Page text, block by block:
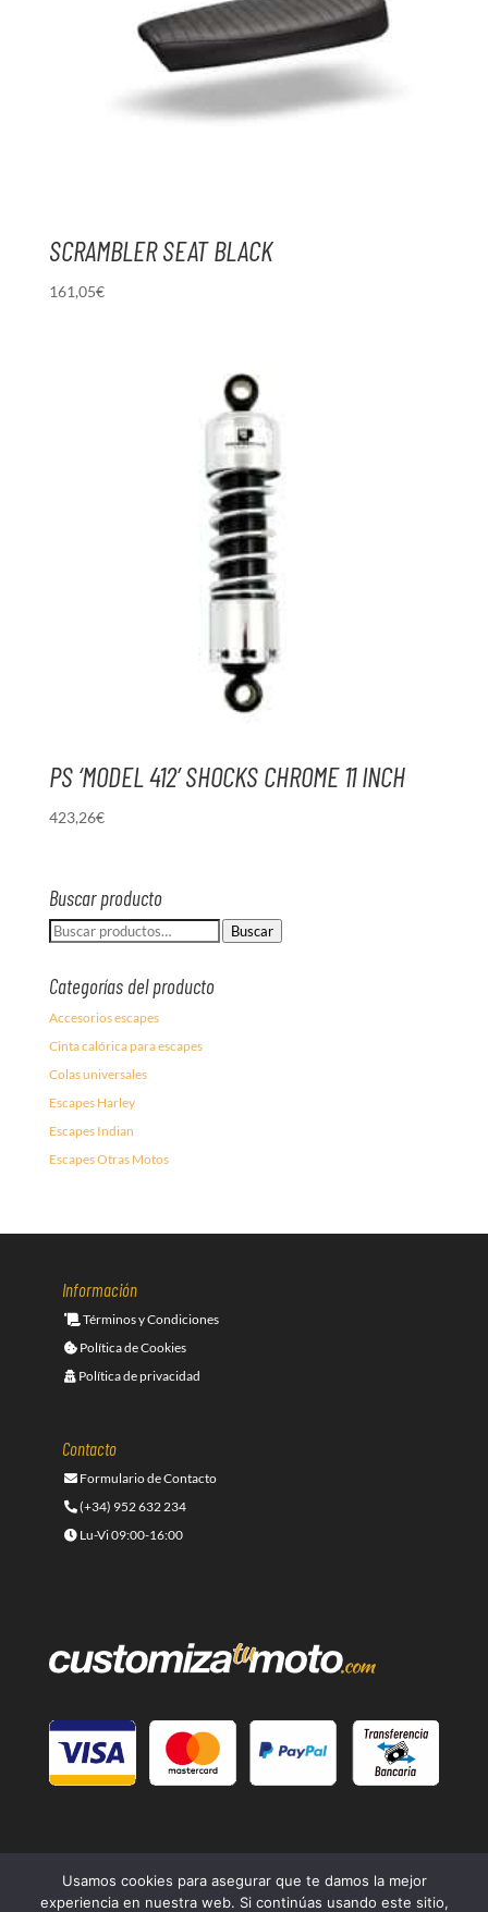
SCRAMBLER SEAT BLACK
161,05€
PS ‘MODEL 412’ SHOCKS CHROME 11 INCH
423,26€
Buscar producto
Buscar
Buscar
Categorías del producto
Accesorios escapes
Cinta calórica para escapes
Colas universales
Escapes Harley
Escapes Indian
Escapes Otras Motos
Información
Términos y Condiciones
Política de Cookies
Política de privacidad
Contacto
Formulario de Contacto
(+34) 952 632 234
Lu-Vi 09:00-16:00
Usamos cookies para asegurar que te damos la mejor
experiencia en nuestra web. Si continúas usando este sitio,